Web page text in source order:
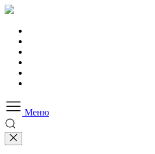
Меню